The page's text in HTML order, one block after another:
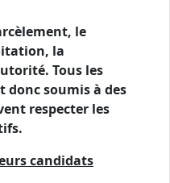
le
la
Tous les
donc soumis à des
respecter les
candidats